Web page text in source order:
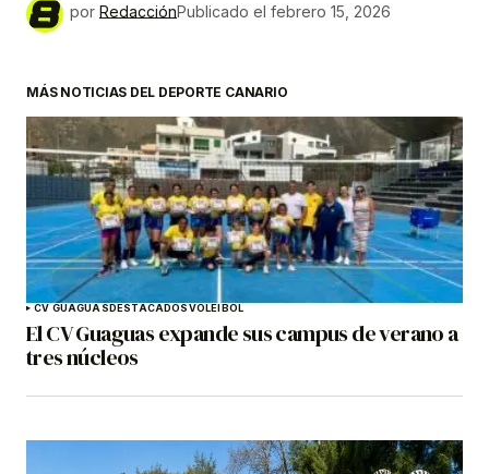
por RedacciónPublicado el febrero 15, 2026
MÁS NOTICIAS DEL DEPORTE CANARIO
CV GUAGUASDESTACADOSVOLEIBOL
El CV Guaguas expande sus campus de verano a
tres núcleos